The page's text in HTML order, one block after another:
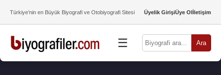
Türkiye’nin en Büyük Biyografi ve Otobiyografi Sitesi Üyelik GirişiÜye Olİletişim
☰ Ara